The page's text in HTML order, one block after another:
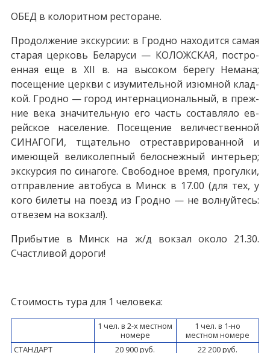
ОБЕД в ко­ло­рит­ном ре­сто­ра­не.
Продолжение экс­кур­сии: в Грод­но на­хо­дит­ся са­мая
ста­рая цер­ковь Бе­ла­ру­си — КОЛОЖСКАЯ, по­стро­
ен­ная еще в XII в. на вы­со­ком бе­ре­гу Не­ма­на;
посещение церк­ви с изу­ми­тель­ной изюм­ной клад­
кой. Грод­но — го­род ин­тер­на­ци­о­наль­ный, в преж­
ние ве­ка зна­чи­тель­ную его часть со­став­ля­ло ев­
рей­ское на­се­ле­ние. По­се­ще­ние ве­ли­че­ствен­ной
СИНАГОГИ, тща­тель­но от­ре­ста­ври­ро­ван­ной и
имеющей ве­ли­ко­леп­ный белоснежный ин­те­рьер;
экскурсия по синагоге. Сво­бод­ное вре­мя, про­гул­ки,
отправление ав­то­бу­са в Минск в 17.00 (для тех, у
кого би­ле­ты на по­езд из Грод­но — не волнуйтесь:
отвезем на вок­зал!).
При­бы­тие в Минск на ж/д вок­зал око­ло 21.30.
Счастливой до­ро­ги!
Стоимость тура для 1 человека:
1 чел. в 2-х местном
номере
1 чел. в 1-но
местном номере
СТАНДАРТ
20 900 руб. 22 200 руб.